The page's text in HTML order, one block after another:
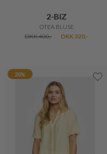
2-BIZ
OTEA BLUSE
DKK 400,-
DKK 320,-
20%